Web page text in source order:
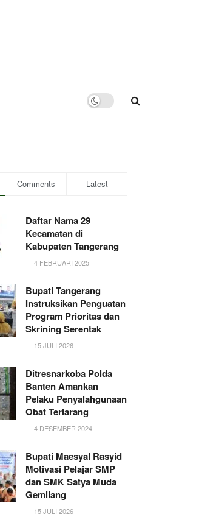
Comments Latest
Daftar Nama 29
Kecamatan di
Kabupaten Tangerang
4 FEBRUARI 2025
Bupati Tangerang
Instruksikan Penguatan
Program Prioritas dan
Skrining Serentak
15 JULI 2026
Ditresnarkoba Polda
Banten Amankan
Pelaku Penyalahgunaan
Obat Terlarang
4 DESEMBER 2024
Bupati Maesyal Rasyid
Motivasi Pelajar SMP
dan SMK Satya Muda
Gemilang
15 JULI 2026